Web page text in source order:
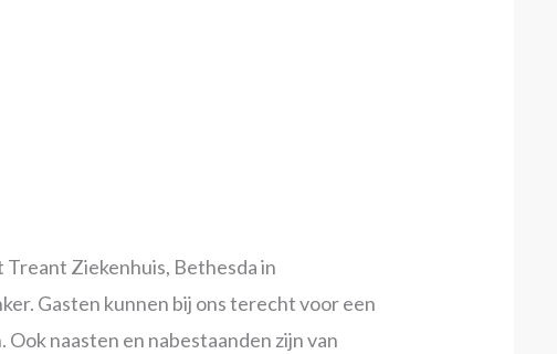
Treant Ziekenhuis, Bethesda in
Gasten kunnen bij ons terecht voor een
naasten en nabestaanden zijn van